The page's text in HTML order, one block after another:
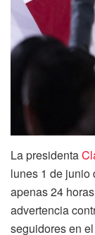
La presidenta
lunes 1 de junio
apenas 24
advertencia
seguidores en